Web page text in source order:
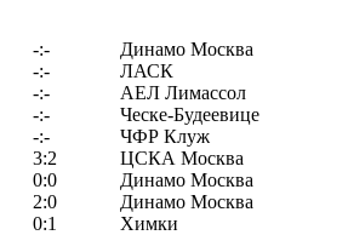
-:-
Динамо Москва
-:-
ЛАСК
-:-
АЕЛ Лимаcсол
-:-
Ческе-Будеевице
-:-
ЧФР Клуж
3:2
ЦСКА Москва
0:0
Динамо Москва
2:0
Динамо Москва
0:1
Химки